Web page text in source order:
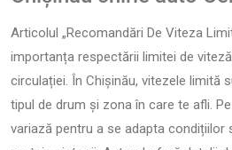
Articolul „Recomandări De Viteza
importanța respectării limitei de
circulației. În Chișinău, vitezele limită
tipul de drum și zona în care te afli.
variază pentru a se adapta condițiilor